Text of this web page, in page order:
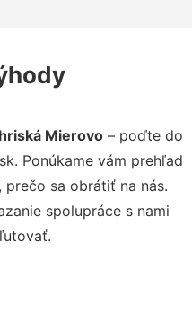
Mierovo – poďte do
Ponúkame vám prehľad
sa obrátiť na nás.
spolupráce s nami